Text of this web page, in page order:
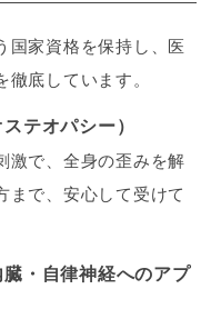
国家資格を保持し、医
底しています。
テオパシー）
激で、全身の歪みを解
まで、安心して受けて
・自律神経へのアプ